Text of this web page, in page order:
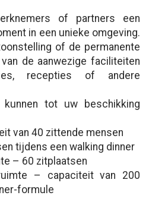
of partners een
in een unieke omgeving.
of de permanente
de aanwezige faciliteiten
recepties of andere
kunnen tot uw beschikking
van 40 zittende mensen
tijdens een walking dinner
– 60 zitplaatsen
– capaciteit van 200
formule